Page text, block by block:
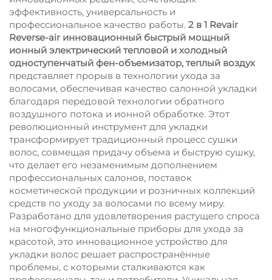
эффективность, универсальность и
профессиональное качество работы. 2 в 1 Revair
Reverse-air инновационный быстрый мощный
ионный электрический тепловой и холодный
одноступенчатый фен-объемизатор, теплый воздух
представляет прорыв в технологии ухода за
волосами, обеспечивая качество салонной укладки
благодаря передовой технологии обратного
воздушного потока и ионной обработке. Этот
революционный инструмент для укладки
трансформирует традиционный процесс сушки
волос, совмещая придачу объема и быструю сушку,
что делает его незаменимым дополнением
профессиональных салонов, поставок
косметической продукции и розничных коллекций
средств по уходу за волосами по всему миру.
Разработано для удовлетворения растущего спроса
на многофункциональные приборы для ухода за
красотой, это инновационное устройство для
укладки волос решает распространённые
проблемы, с которыми сталкиваются как